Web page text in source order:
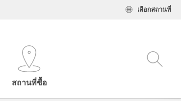
เลือกสถานที่
สถานที่ซื้อ